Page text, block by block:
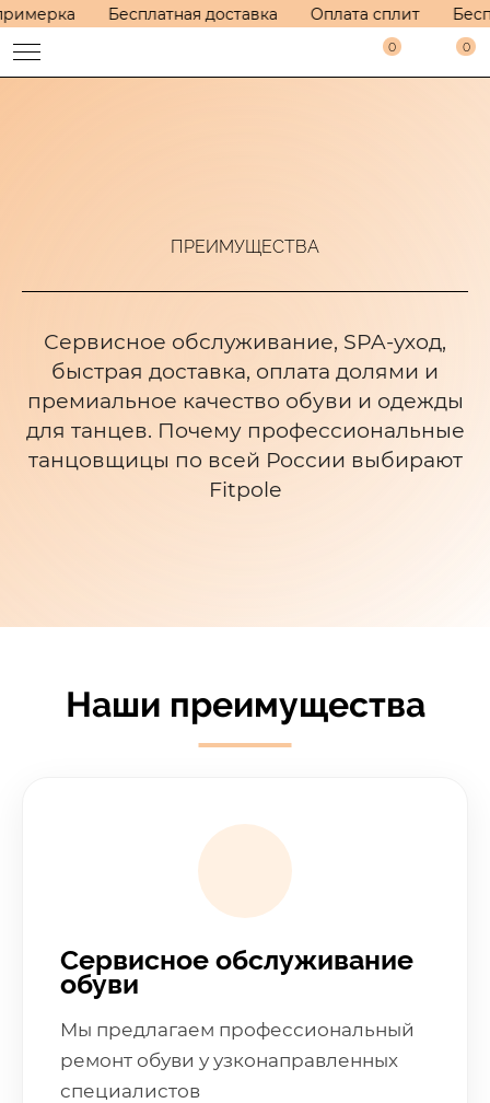
ПРЕИМУЩЕСТВА
Сервисное обслуживание, SPA-уход,
быстрая доставка, оплата долями и
премиальное качество обуви и одежды
для танцев. Почему профессиональные
танцовщицы по всей России выбирают
Fitpole
Наши преимущества
Сервисное обслуживание
обуви
Мы предлагаем профессиональный
ремонт обуви у узконаправленных
специалистов
0 0
Бесплатная доставка Оплата сплит